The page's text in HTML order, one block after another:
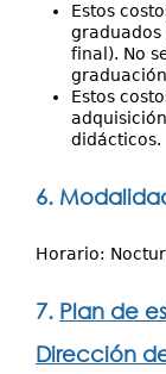
Estos
final). No
Estos
didácticos.
6.
Horario:
7. Plan de
Dirección